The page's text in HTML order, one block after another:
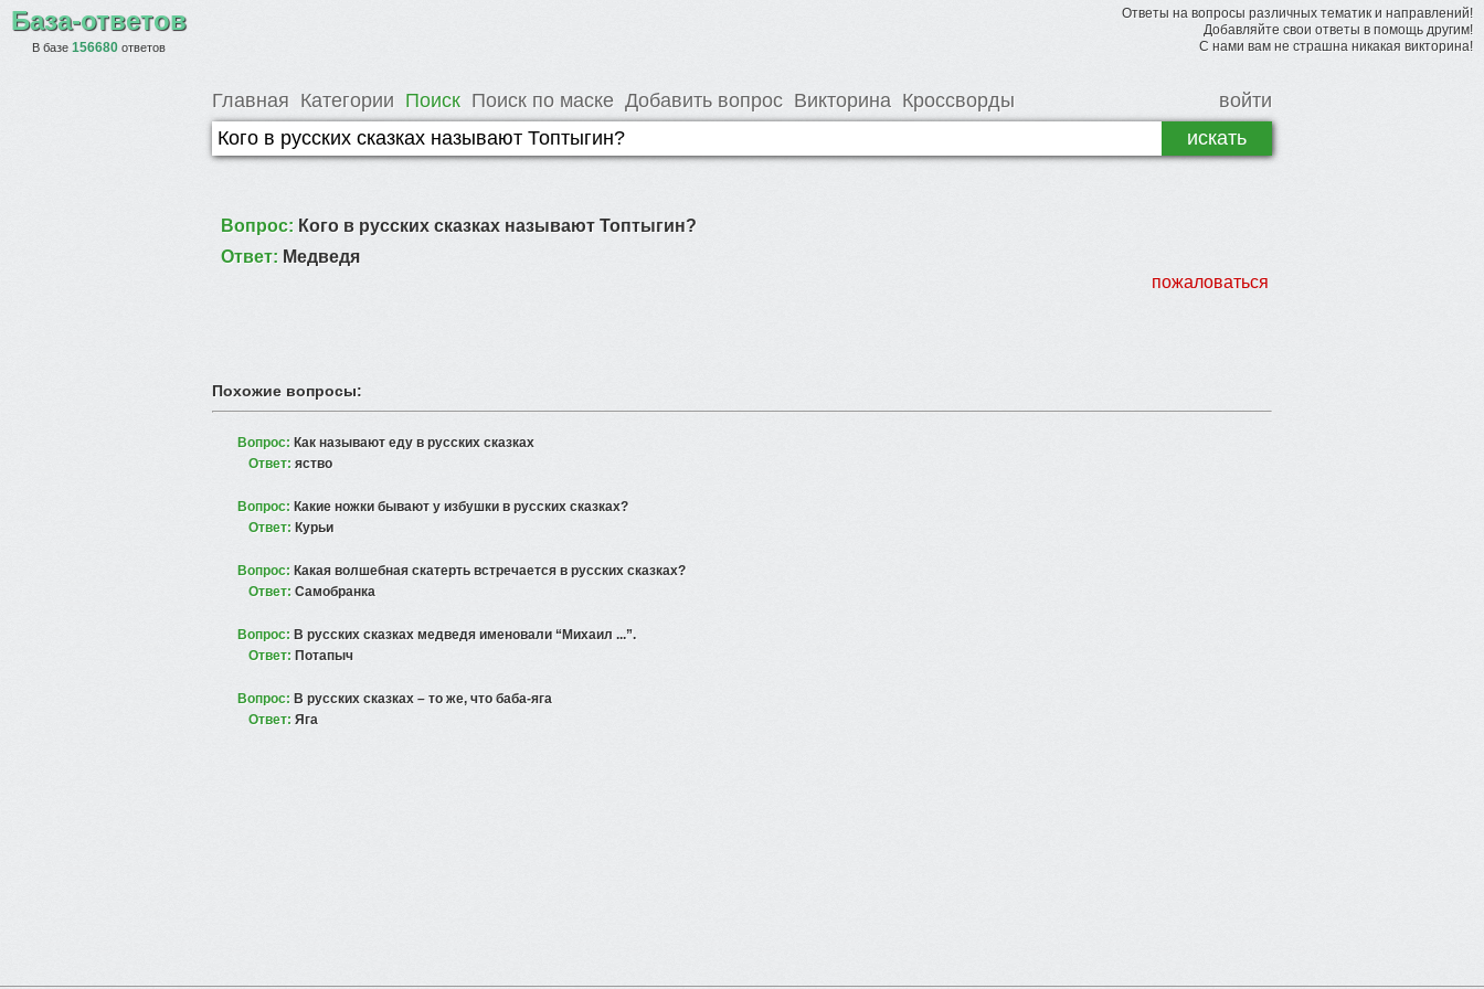
База-ответов
В базе 156680 ответов
Ответы на вопросы различных тематик и направлений!
Добавляйте свои ответы в помощь другим!
С нами вам не страшна никакая викторина!
Главная Категории Поиск Поиск по маске Добавить вопрос Викторина Кроссворды войти
Вопрос: Кого в русских сказках называют Топтыгин?
Ответ: Медведя
пожаловаться
Похожие вопросы:
Вопрос: Как называют еду в русских сказках
Ответ: яство
Вопрос: Какие ножки бывают у избушки в русских сказках?
Ответ: Курьи
Вопрос: Какая волшебная скатерть встречается в русских сказках?
Ответ: Самобранка
Вопрос: В русских сказках медведя именовали “Михаил ...”.
Ответ: Потапыч
Вопрос: В русских сказках – то же, что баба-яга
Ответ: Яга